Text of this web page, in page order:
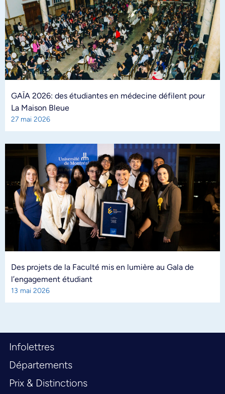
GAÏA 2026: des étudiantes en médecine défilent pour
La Maison Bleue
27 mai 2026
Des projets de la Faculté mis en lumière au Gala de
l’engagement étudiant
13 mai 2026
Infolettres
Départements
Prix & Distinctions